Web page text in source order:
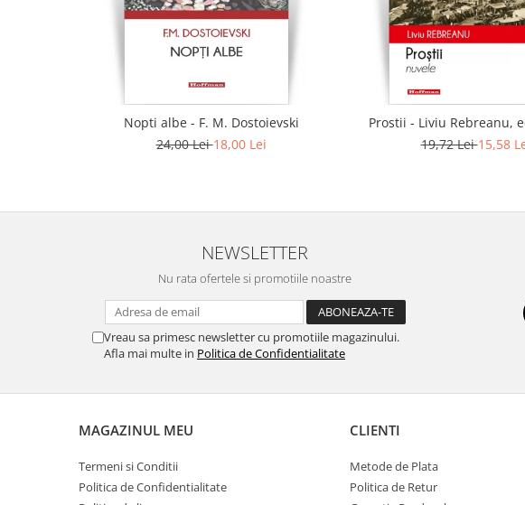
Nopti albe - F. M. Dostoievski
24,00 Lei18,00 Lei
Prostii - Liviu Rebreanu,
19,72 Lei15,58
NEWSLETTER
Nu rata ofertele si promotiile noastre
Vreau sa primesc newsletter cu promotiile magazinului.
Afla mai multe in Politica de Confidentialitate
MAGAZINUL MEU
Termeni si Conditii
Politica de Confidentialitate
CLIENTI
Metode de Plata
Politica de Retur